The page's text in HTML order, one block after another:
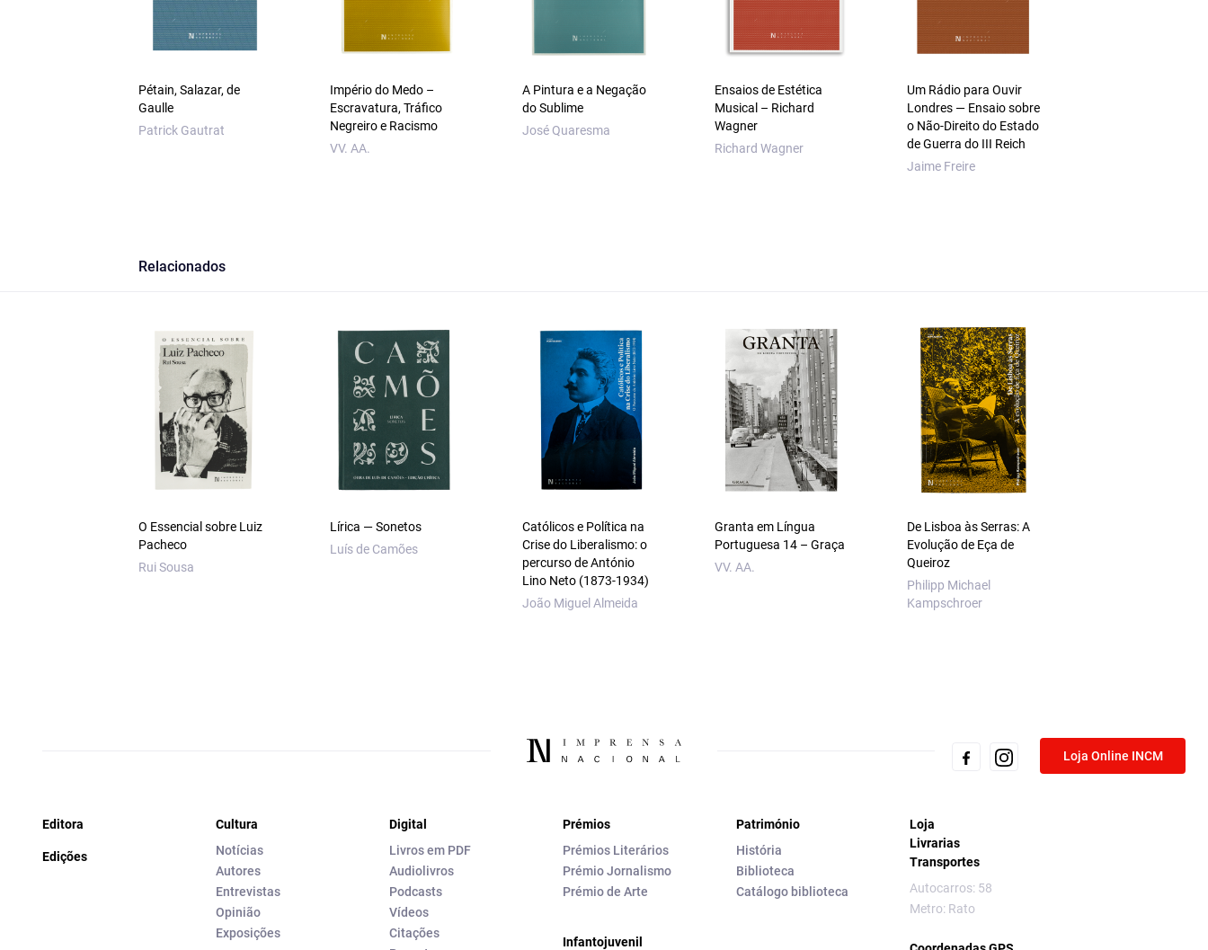
Pétain, Salazar, de
Gaulle
Patrick Gautrat
Império do Medo –
Escravatura, Tráfico
Negreiro e Racismo
VV. AA.
A Pintura e a Negação
do Sublime
José Quaresma
Ensaios de Estética
Musical – Richard
Wagner
Richard Wagner
Um Rádio para Ouvir
Londres ― Ensaio sobre
o Não-Direito do Estado
de Guerra do III Reich
Jaime Freire
Relacionados
O Essencial sobre Luiz
Pacheco
Rui Sousa
Lírica — Sonetos
Luís de Camões
Católicos e Política na
Crise do Liberalismo: o
percurso de António
Lino Neto (1873‑1934)
João Miguel Almeida
Granta em Língua
Portuguesa 14 – Graça
VV. AA.
De Lisboa às Serras: A
Evolução de Eça de
Queiroz
Philipp Michael
Kampschroer
Loja Online INCM
Editora
Edições
Cultura
Notícias
Autores
Entrevistas
Opinião
Exposições
Digital
Livros em PDF
Audiolivros
Podcasts
Vídeos
Citações
Prémios
Prémios Literários
Prémio Jornalismo
Prémio de Arte
Infantojuvenil
Património
História
Biblioteca
Catálogo biblioteca
Loja
Livrarias
Transportes
Autocarros: 58
Metro: Rato